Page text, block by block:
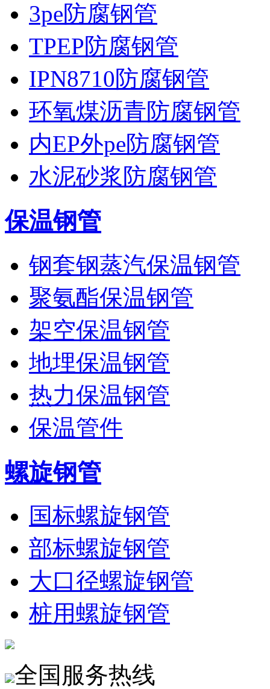
3pe防腐钢管
TPEP防腐钢管
IPN8710防腐钢管
环氧煤沥青防腐钢管
内EP外pe防腐钢管
水泥砂浆防腐钢管
保温钢管
钢套钢蒸汽保温钢管
聚氨酯保温钢管
架空保温钢管
地埋保温钢管
热力保温钢管
保温管件
螺旋钢管
国标螺旋钢管
部标螺旋钢管
大口径螺旋钢管
桩用螺旋钢管
全国服务热线